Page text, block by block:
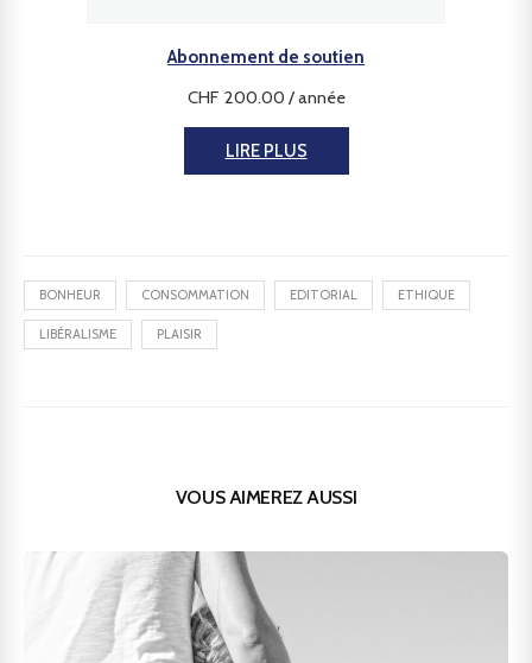
Abonnement de soutien
CHF 200.00 / année
LIRE PLUS
BONHEUR CONSOMMATION EDITORIAL ETHIQUE
LIBÉRALISME PLAISIR
VOUS AIMEREZ AUSSI